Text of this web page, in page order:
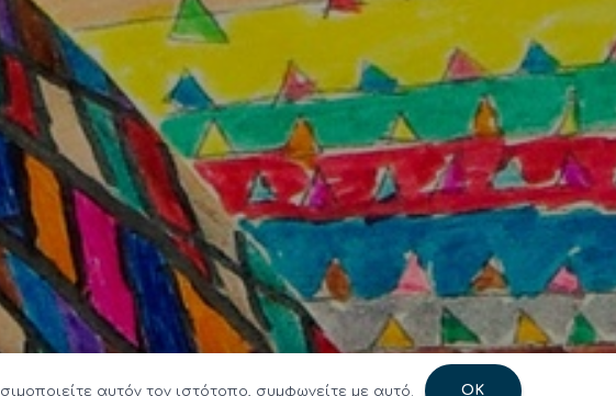
αυτόν τον ιστότοπο, συμφωνείτε με αυτό. OK